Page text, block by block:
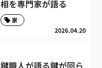
相を専門家が語る
2026.04.20
家
鍵職人が語る鍵が回ら